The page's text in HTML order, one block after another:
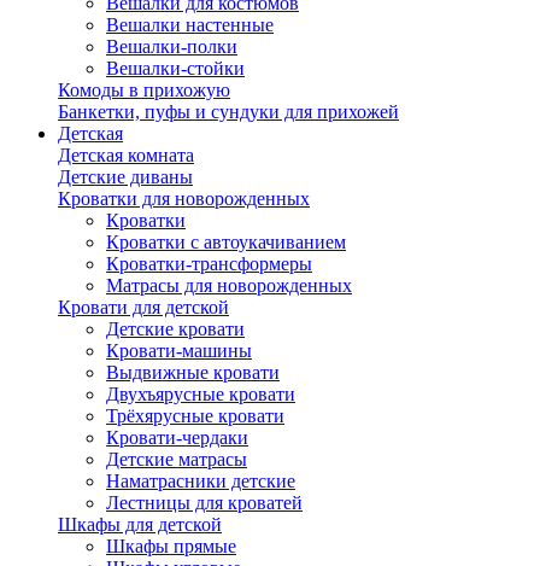
Вешалки настенные
Вешалки-полки
Вешалки-стойки
Комоды в прихожую
Банкетки, пуфы и сундуки для прихожей
Детская
Детская комната
Детские диваны
Кроватки для новорожденных
Кроватки
Кроватки с автоукачиванием
Кроватки-трансформеры
Матрасы для новорожденных
Кровати для детской
Детские кровати
Кровати-машины
Выдвижные кровати
Двухъярусные кровати
Трёхярусные кровати
Кровати-чердаки
Детские матрасы
Наматрасники детские
Лестницы для кроватей
Шкафы для детской
Шкафы прямые